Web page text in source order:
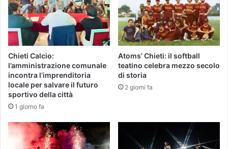
Chieti Calcio:
l’amministrazione comunale
incontra l’imprenditoria
locale per salvare il futuro
sportivo della città
1 giorno fa
Atoms’ Chieti: il softball
teatino celebra mezzo secolo
di storia
2 giorni fa